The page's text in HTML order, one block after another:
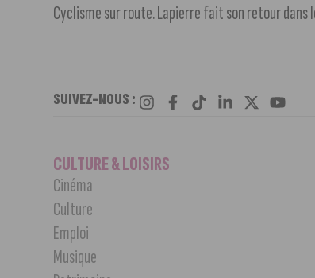
Cyclisme sur route. Lapierre fait son retour dans
SUIVEZ-NOUS :
CULTURE & LOISIRS
Cinéma
Culture
Emploi
Musique